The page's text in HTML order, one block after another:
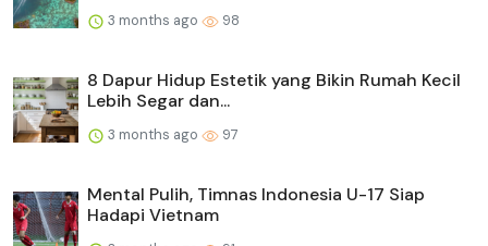
3 months ago 98
8 Dapur Hidup Estetik yang Bikin Rumah Kecil
Lebih Segar dan...
3 months ago 97
Mental Pulih, Timnas Indonesia U-17 Siap
Hadapi Vietnam